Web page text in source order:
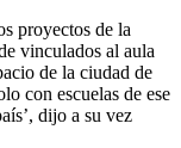
proyectos de la
vinculados al aula
de la ciudad de
con escuelas de ese
dijo a su vez